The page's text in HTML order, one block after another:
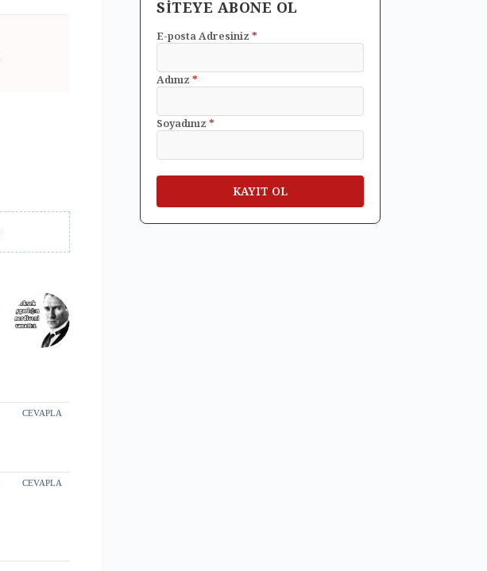
CEVAPLA
CEVAPLA
SİTEYE ABONE OL
E-posta Adresiniz*
Adınız*
Soyadınız*